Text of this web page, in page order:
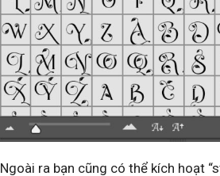
Ngoài ra bạn cũng có thể kích hoạt